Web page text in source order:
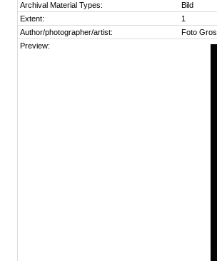
Archival Material Types:
Bild
Extent:
1
Author/photographer/artist:
Foto
Preview: